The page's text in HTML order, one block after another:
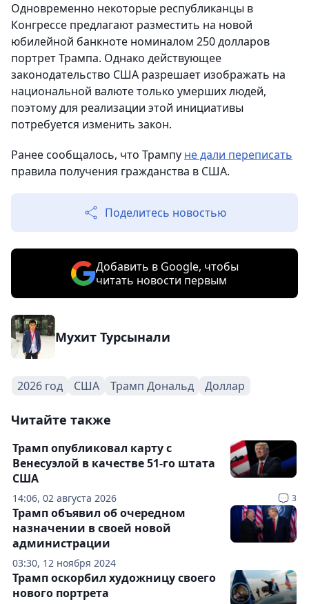
Одновременно некоторые республиканцы в
Конгрессе предлагают разместить на новой
юбилейной банкноте номиналом 250 долларов
портрет Трампа. Однако действующее
законодательство США разрешает изображать на
национальной валюте только умерших людей,
поэтому для реализации этой инициативы
потребуется изменить закон.
Ранее сообщалось, что Трампу не дали переписать
правила получения гражданства в США.
Поделитесь новостью
Добавить в Google, чтобы
читать новости первым
Мухит Турсынали
2026 год США Трамп Дональд Доллар
Читайте также
14:06, 02 августа 2026 3
Трамп опубликовал карту с
Венесуэлой в качестве 51-го штата
США
03:30, 12 ноября 2024
Трамп объявил об очередном
назначении в своей новой
администрации
Трамп оскорбил художницу своего
нового портрета